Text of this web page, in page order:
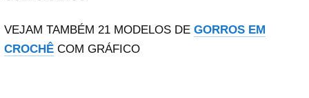
VEJAM TAMBÉM 21 MODELOS DE GORROS EM
CROCHÊ COM GRÁFICO